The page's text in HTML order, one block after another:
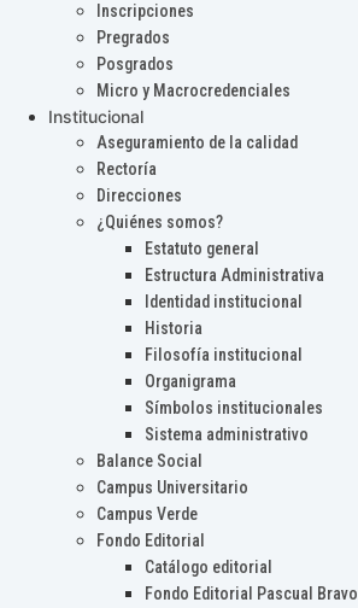
Inscripciones
Pregrados
Posgrados
Micro y Macrocredenciales
Institucional
Aseguramiento de la calidad
Rectoría
Direcciones
¿Quiénes somos?
Estatuto general
Estructura Administrativa
Identidad institucional
Historia
Filosofía institucional
Organigrama
Símbolos institucionales
Sistema administrativo
Balance Social
Campus Universitario
Campus Verde
Fondo Editorial
Catálogo editorial
Fondo Editorial Pascual Bravo